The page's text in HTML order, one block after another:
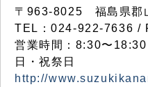
〒963-8025 福島県郡
TEL：024-922-7636 /
営業時間：8:30〜
日・祝祭日
http://